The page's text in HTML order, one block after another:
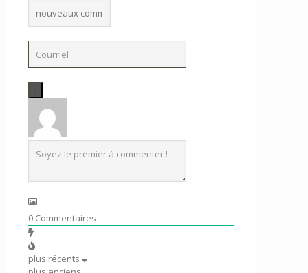
0 Commentaires
plus récents